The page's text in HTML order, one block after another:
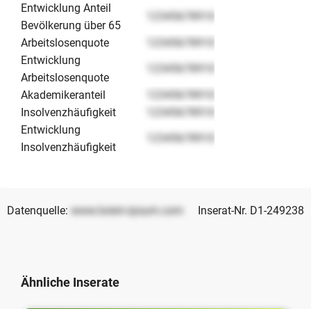
Entwicklung Anteil
Bevölkerung über 65
12345678910
Arbeitslosenquote
12345678910
Entwicklung
Arbeitslosenquote
12345678910
Akademikeranteil
12345678910
Insolvenzhäufigkeit
12345678910
Entwicklung
Insolvenzhäufigkeit
12345678910
Datenquelle: www.lorem-ipsum.com Inserat-Nr. D1-249238
Ähnliche Inserate